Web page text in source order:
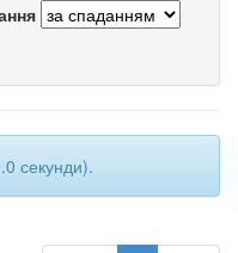
секунди).